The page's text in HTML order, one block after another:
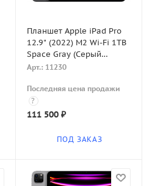
Планшет Apple iPad Pro
12.9" (2022) M2 Wi-Fi 1TB
Space Gray (Серый
космос)
Арт.: 11230
Последняя цена продажи
?
111 500₽
ПОД ЗАКАЗ